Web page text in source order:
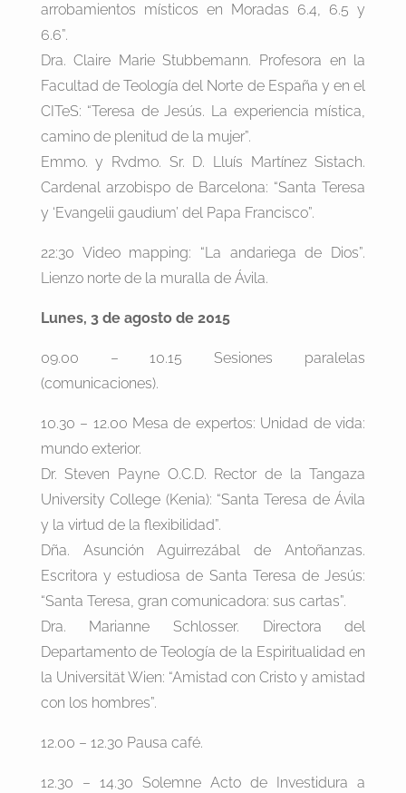
arrobamientos místicos en Moradas 6.4, 6.5 y
6.6”.
Dra. Claire Marie Stubbemann. Profesora en la
Facultad de Teología del Norte de España y en el
CITeS: “Teresa de Jesús. La experiencia mística,
camino de plenitud de la mujer”.
Emmo. y Rvdmo. Sr. D. Lluís Martínez Sistach.
Cardenal arzobispo de Barcelona: “Santa Teresa
y ‘Evangelii gaudium’ del Papa Francisco”.
22:30 Video mapping: “La andariega de Dios”.
Lienzo norte de la muralla de Ávila.
Lunes, 3 de agosto de 2015
09.00 – 10.15 Sesiones paralelas
(comunicaciones).
10.30 – 12.00 Mesa de expertos: Unidad de vida:
mundo exterior.
Dr. Steven Payne O.C.D. Rector de la Tangaza
University College (Kenia): “Santa Teresa de Ávila
y la virtud de la flexibilidad”.
Dña. Asunción Aguirrezábal de Antoñanzas.
Escritora y estudiosa de Santa Teresa de Jesús:
“Santa Teresa, gran comunicadora: sus cartas”.
Dra. Marianne Schlosser. Directora del
Departamento de Teología de la Espiritualidad en
la Universität Wien: “Amistad con Cristo y amistad
con los hombres”.
12.00 – 12.30 Pausa café.
12.30 – 14.30 Solemne Acto de Investidura a